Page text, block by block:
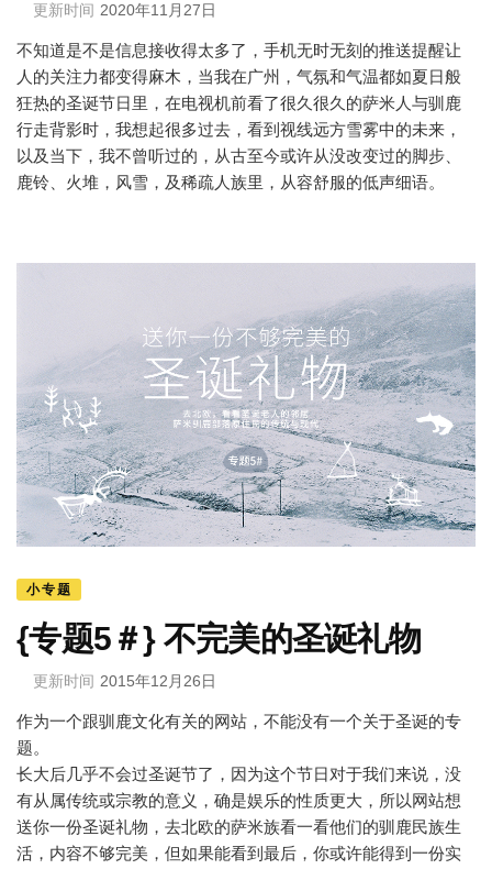
更新时间 2020年11月27日
不知道是不是信息接收得太多了，手机无时无刻的推送提醒让
人的关注力都变得麻木，当我在广州，气氛和气温都如夏日般
狂热的圣诞节日里，在电视机前看了很久很久的萨米人与驯鹿
行走背影时，我想起很多过去，看到视线远方雪雾中的未来，
以及当下，我不曾听过的，从古至今或许从没改变过的脚步、
鹿铃、火堆，风雪，及稀疏人族里，从容舒服的低声细语。
小专题
{专题5＃} 不完美的圣诞礼物
更新时间 2015年12月26日
作为一个跟驯鹿文化有关的网站，不能没有一个关于圣诞的专
题。
长大后几乎不会过圣诞节了，因为这个节日对于我们来说，没
有从属传统或宗教的意义，确是娱乐的性质更大，所以网站想
送你一份圣诞礼物，去北欧的萨米族看一看他们的驯鹿民族生
活，内容不够完美，但如果能看到最后，你或许能得到一份实